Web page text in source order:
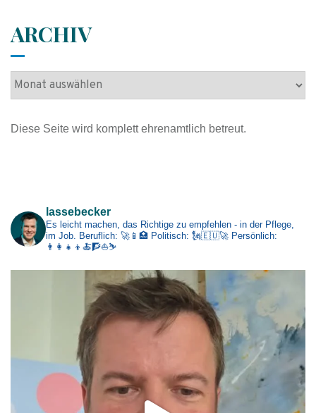
ARCHIV
A
h
Diese Seite wird komplett ehrenamtlich betreut.
lassebecker
Es leicht machen, das Richtige zu empfehlen - in der Pflege,
im Job.
Beruflich: 🚀📱🏥 Politisch: 🗽🇪🇺🚀 Persönlich:
👨‍👩‍👧‍👦🍝🧗⛵⛷️